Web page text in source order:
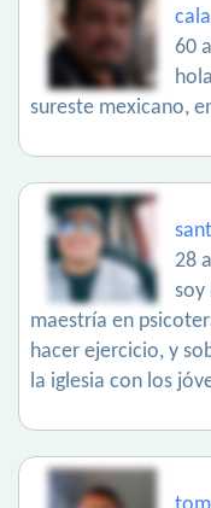
60
sureste mexicano,
28
soy
maestría en
hacer ejercicio, y
la iglesia con los